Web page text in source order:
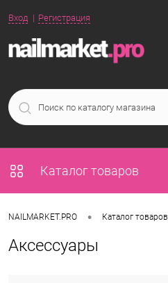
Вход Регистрация
Каталог товаров
NAILMARKET.PRO • Каталог товаров
Аксессуары